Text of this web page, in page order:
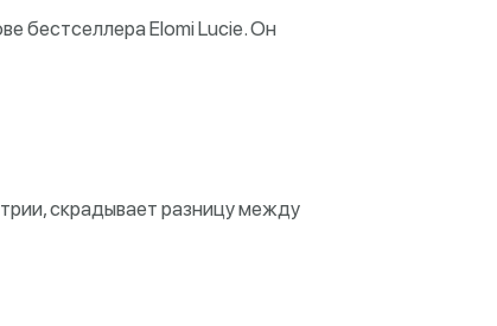
бестселлера Elomi Lucie. Он
скрадывает разницу между